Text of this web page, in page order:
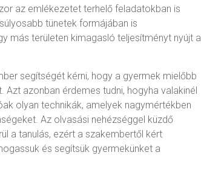
az emlékezetet terhelő feladatokban is
tünetek formájában is
más területen kimagasló teljesítményt nyújt a
segítségét kérni, hogy a gyermek mielőbb
azonban érdemes tudni, hogyha valakinél
olyan technikák, amelyek nagymértékben
Az olvasási nehézséggel küzdő
a tanulás, ezért a szakembertől kért
és segítsük gyermekünket a